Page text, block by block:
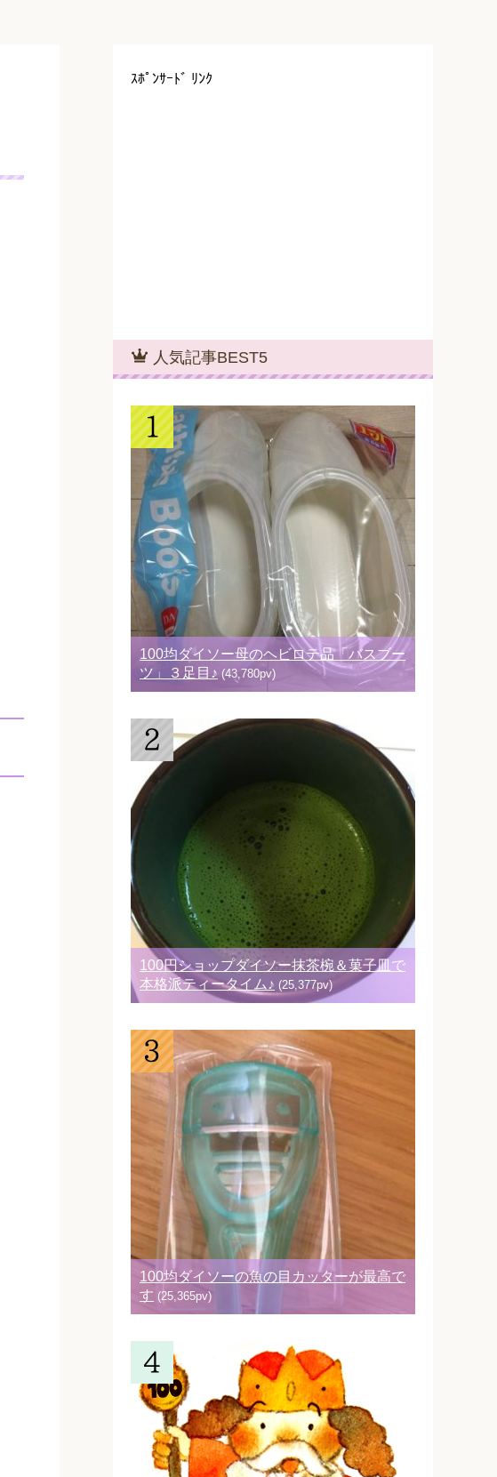
ｽﾎﾟﾝｻｰﾄﾞ ﾘﾝｸ
人気記事BEST5
100均ダイソー母のヘビロテ品「バスブー
ツ」３足目♪ (43,780pv)
100円ショップダイソー抹茶椀＆菓子皿で
本格派ティータイム♪ (25,377pv)
100均ダイソーの魚の目カッターが最高で
す (25,365pv)